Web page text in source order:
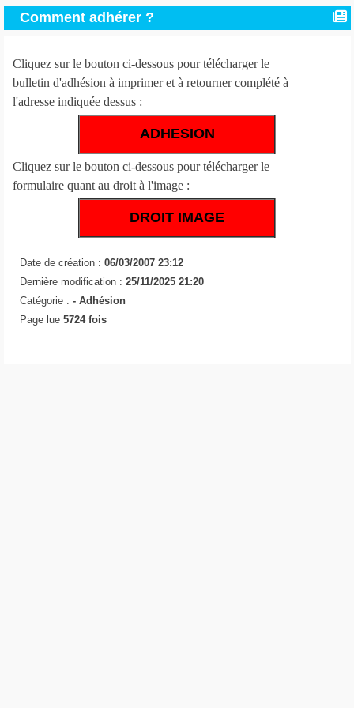
Comment adhérer ?
Cliquez sur le bouton ci-dessous pour télécharger le
bulletin d'adhésion à imprimer et à retourner complété à
l'adresse indiquée dessus :
ADHESION
Cliquez sur le bouton ci-dessous pour télécharger le
formulaire quant au droit à l'image :
DROIT IMAGE
Date de création : 06/03/2007 23:12
Dernière modification : 25/11/2025 21:20
Catégorie : - Adhésion
Page lue 5724 fois